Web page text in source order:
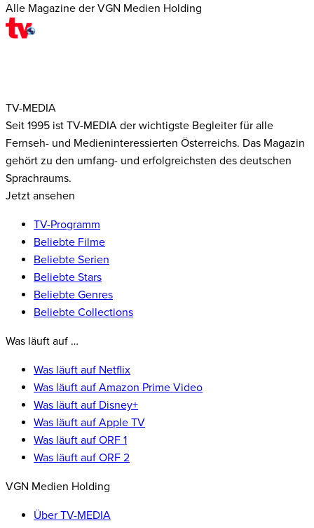
Alle Magazine der VGN Medien Holding
TV-MEDIA
Seit 1995 ist TV-MEDIA der wichtigste Begleiter für alle
Fernseh- und Medieninteressierten Österreichs. Das Magazin
gehört zu den umfang- und erfolgreichsten des deutschen
Sprachraums.
Jetzt ansehen
TV-Programm
Beliebte Filme
Beliebte Serien
Beliebte Stars
Beliebte Genres
Beliebte Collections
Was läuft auf …
Was läuft auf Netflix
Was läuft auf Amazon Prime Video
Was läuft auf Disney+
Was läuft auf Apple TV
Was läuft auf ORF 1
Was läuft auf ORF 2
VGN Medien Holding
Über TV-MEDIA